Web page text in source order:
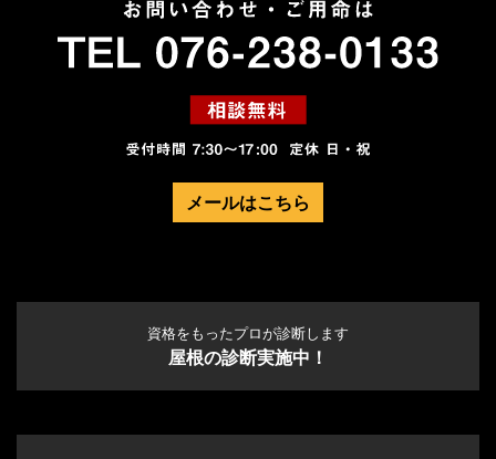
メールはこちら
資格をもったプロが診断します
屋根の診断実施中！